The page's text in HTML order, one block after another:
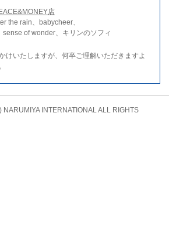
店
the rain、babycheer、
of wonder、キリンのソフィ
けいたしますが、何卒ご理解いただきますよ